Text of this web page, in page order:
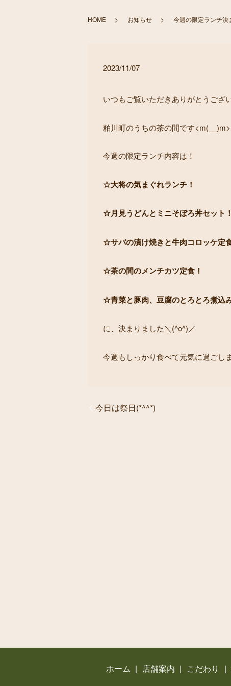
HOME お知らせ 今週の限定ランチ決
2023/11/07
いつもご覧いただきありがとうござ
粕川町のうちの茶の間です<m(__)m>
今週の限定ランチ内容は！
☆大将の気まぐれランチ！
☆月見うどんとミニそぼろ丼セット！
☆サバの漬け焼きと牛肉コロッケ定
☆茶の間のメンチカツ定食！
☆青菜と豚肉、豆腐のとろとろ煮込
に、決まりました＼(^o^)／
今週もしっかり食べて元気に過ご
今日は祭日(*^^*)
ホーム 店舗案内 こだわり